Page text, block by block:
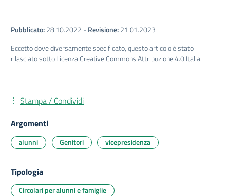
Pubblicato:28.10.2022 -Revisione:21.01.2023
Eccetto dove diversamente specificato, questo articolo è stato
rilasciato sotto Licenza Creative Commons Attribuzione 4.0 Italia.
Stampa / Condividi
Argomenti
alunni Genitori vicepresidenza
Tipologia
Circolari per alunni e famiglie